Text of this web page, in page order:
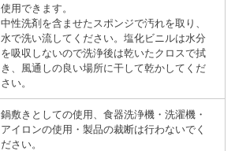
使用できます。
中性洗剤を含ませたスポンジで汚れを取り、
水で洗い流してください。塩化ビニルは水分
を吸収しないので洗浄後は乾いたクロスで拭
き、風通しの良い場所に干して乾かしてくだ
さい。
鍋敷きとしての使用、食器洗浄機・洗濯機・
アイロンの使用・製品の裁断は行わないでく
ださい。